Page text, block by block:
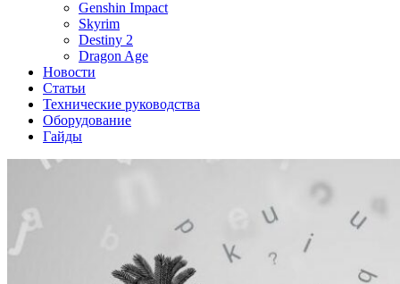
Genshin Impact
Skyrim
Destiny 2
Dragon Age
Новости
Статьи
Технические руководства
Оборудование
Гайды